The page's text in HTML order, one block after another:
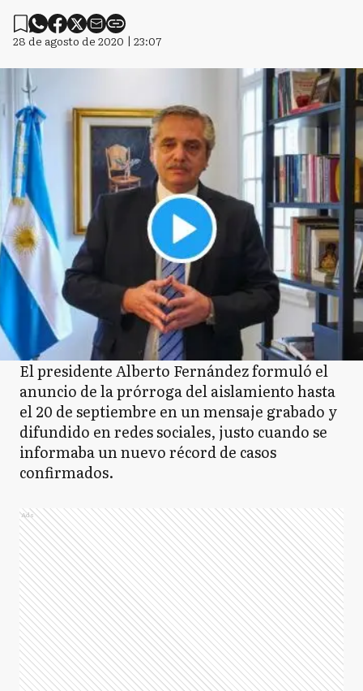
28 de agosto de 2020 | 23:07
El presidente Alberto Fernández formuló el
anuncio de la prórroga del aislamiento hasta
el 20 de septiembre en un mensaje grabado y
difundido en redes sociales, justo cuando se
informaba un nuevo récord de casos
confirmados.
Ads